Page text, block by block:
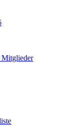
Mitglieder